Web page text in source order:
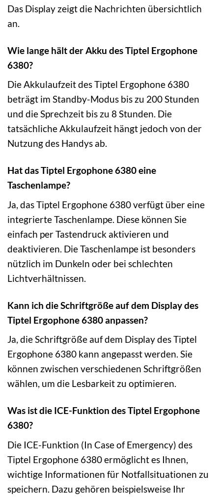
Das Display zeigt die Nachrichten übersichtlich
an.
Wie lange hält der Akku des Tiptel Ergophone
6380?
Die Akkulaufzeit des Tiptel Ergophone 6380
beträgt im Standby-Modus bis zu 200 Stunden
und die Sprechzeit bis zu 8 Stunden. Die
tatsächliche Akkulaufzeit hängt jedoch von der
Nutzung des Handys ab.
Hat das Tiptel Ergophone 6380 eine
Taschenlampe?
Ja, das Tiptel Ergophone 6380 verfügt über eine
integrierte Taschenlampe. Diese können Sie
einfach per Tastendruck aktivieren und
deaktivieren. Die Taschenlampe ist besonders
nützlich im Dunkeln oder bei schlechten
Lichtverhältnissen.
Kann ich die Schriftgröße auf dem Display des
Tiptel Ergophone 6380 anpassen?
Ja, die Schriftgröße auf dem Display des Tiptel
Ergophone 6380 kann angepasst werden. Sie
können zwischen verschiedenen Schriftgrößen
wählen, um die Lesbarkeit zu optimieren.
Was ist die ICE-Funktion des Tiptel Ergophone
6380?
Die ICE-Funktion (In Case of Emergency) des
Tiptel Ergophone 6380 ermöglicht es Ihnen,
wichtige Informationen für Notfallsituationen zu
speichern. Dazu gehören beispielsweise Ihr